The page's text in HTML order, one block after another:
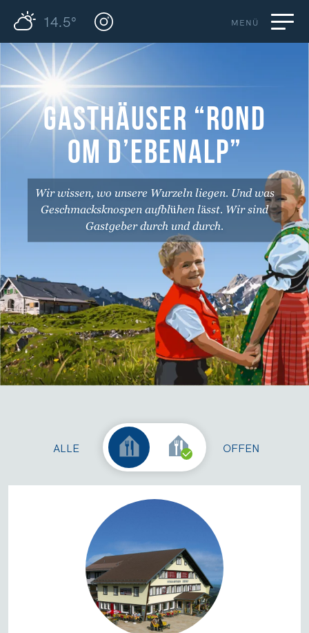
14.5° MENÜ
GASTHÄUSER “ROND
OM D’EBENALP”
Wir wissen, wo unsere Wurzeln liegen. Und was
Geschmacksknospen aufblühen lässt. Wir sind
Gastgeber durch und durch.
ALLE OFFEN